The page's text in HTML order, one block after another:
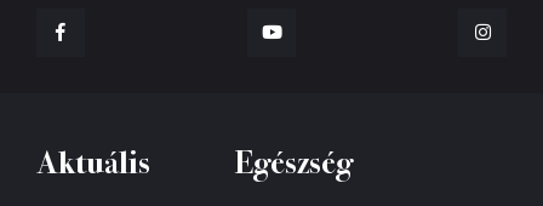
Aktuális Egészség